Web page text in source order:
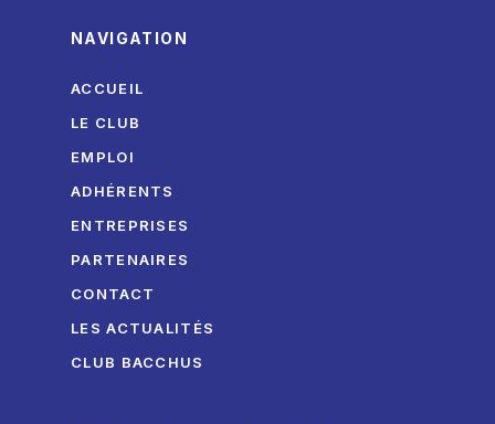
NAVIGATION
ACCUEIL
LE CLUB
EMPLOI
ADHÉRENTS
ENTREPRISES
PARTENAIRES
CONTACT
LES ACTUALITÉS
CLUB BACCHUS